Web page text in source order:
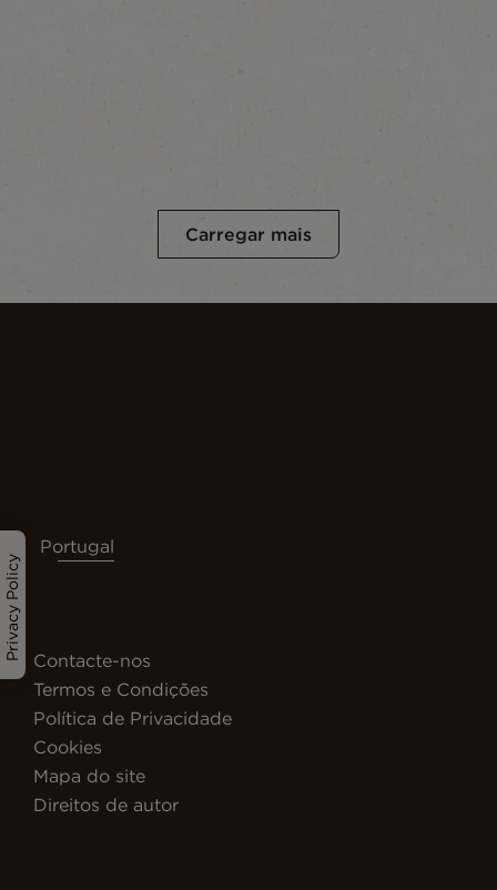
Carregar mais
Privacy Policy
Portugal
Contacte-nos
Termos e Condições
Política de Privacidade
Cookies
Mapa do site
Direitos de autor